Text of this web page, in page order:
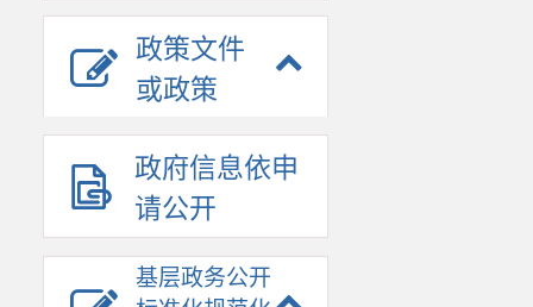
政策文件
或政策
政府信息依申
请公开
基层政务公开